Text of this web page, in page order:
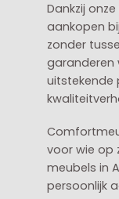
Dankzij
aankopen
zonder
garanderen
uitstekende
voor wie op
meubels in
persoonlijk